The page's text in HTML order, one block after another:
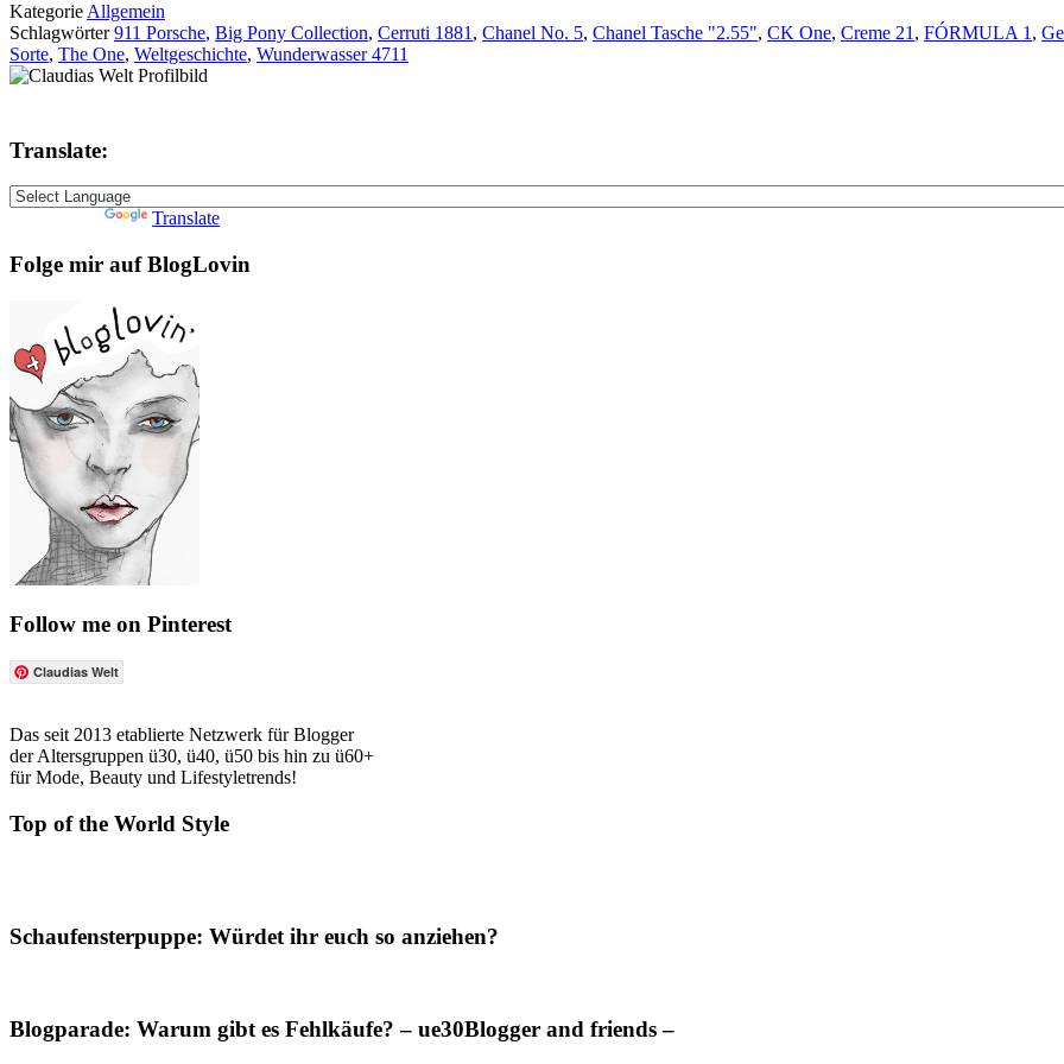
Kategorie Allgemein
Schlagwörter911 Porsche, Big Pony Collection, Cerruti 1881 , Chanel No. 5, Chanel Tasche "2.55", CK One, Creme 21 , FÓRMULA 1 ,
Sorte, The One, Weltgeschichte, Wunderwasser 4711
Translate:
Translate
Folge mir auf BlogLovin
Follow me on Pinterest
Claudias Welt
Das seit 2013 etablierte Netzwerk für Blogger
der Altersgruppen ü30, ü40, ü50 bis hin zu ü60+
für Mode, Beauty und Lifestyletrends!
Top of the World Style
Schaufensterpuppe: Würdet ihr euch so anziehen?
Blogparade: Warum gibt es Fehlkäufe? – ue30Blogger and friends –